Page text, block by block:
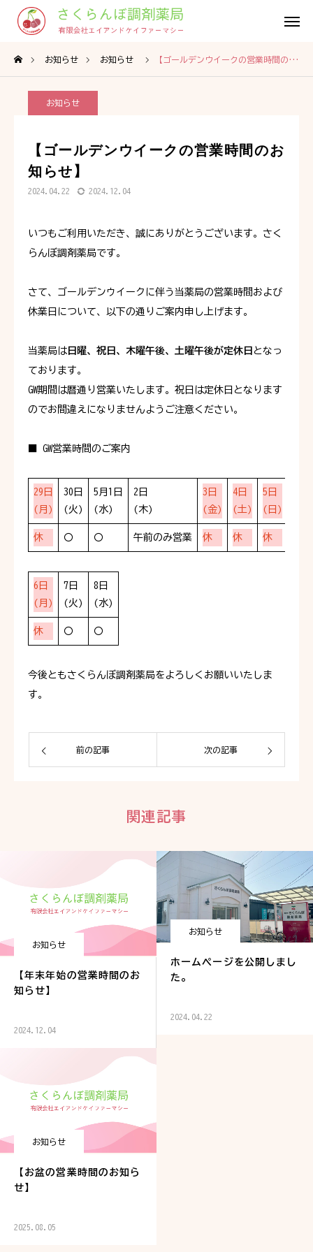
お知らせ お知らせ 【ゴールデンウイークの営業時間のお知らせ】
お知らせ
【ゴールデンウイークの営業時間のお
知らせ】
2024.04.22 2024.12.04
いつもご利用いただき、誠にありがとうございます。さく
らんぼ調剤薬局です。
さて、ゴールデンウイークに伴う当薬局の営業時間および
休業日について、以下の通りご案内申し上げます。
当薬局は 日曜、祝日、木曜午後、土曜午後が定休日 となっ
ております。
GW期間は暦通り営業いたします。祝日は定休日となります
のでお間違えになりませんようご注意ください。
■ GW営業時間のご案内
29日
(月)
30日
(火)
5月1日
(水)
2日
(木)
3日
(金)
4日
(土)
5日
(日)
休 〇 〇 午前のみ営業 休 休 休
6日
(月)
7日
(火)
8日
(水)
休 〇 〇
今後ともさくらんぼ調剤薬局をよろしくお願いいたしま
す。
前の記事 次の記事
関連記事
お知らせ
【年末年始の営業時間のお
知らせ】
2024.12.04
お知らせ
ホームページを公開しまし
た。
2024.04.22
お知らせ
【お盆の営業時間のお知ら
せ】
2025.08.05
LINE ACCESS
 オンライン
受付
さくらんぼ調剤薬局について
オンライン受付
よくあるご質問
お問い合わせ